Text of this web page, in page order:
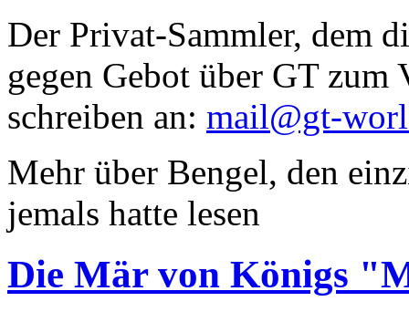
Der Privat-Sammler, dem
gegen Gebot über GT zum
schreiben an: mail@gt-
Mehr über Bengel, den
jemals hatte lesen
Die Mär von Königs